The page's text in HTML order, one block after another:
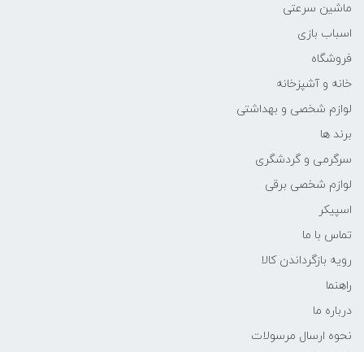
ماشین سرعتی
اسباب بازی
فروشگاه
خانه و آشپزخانه
لوازم شخصی و بهداشتی
برند ها
سرگرمی و گردشگری
لوازم شخصی برقی
اسپیکر
تماس با ما
رویه بازگرداندن کالا
راهنما
درباره ما
نحوه ارسال مرسولات